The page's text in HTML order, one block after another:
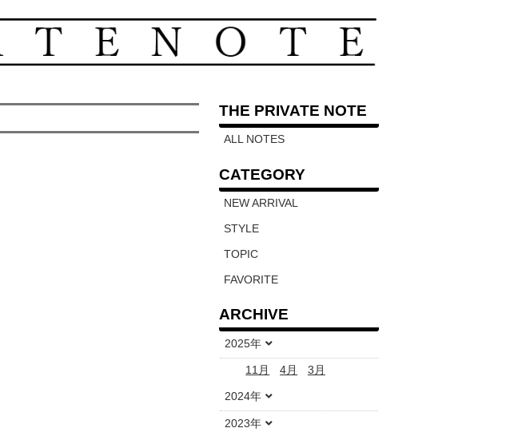
THE PRIVATE NOTE
ALL NOTES
CATEGORY
NEW ARRIVAL
STYLE
TOPIC
FAVORITE
ARCHIVE
2025年
11月 4月 3月
2024年
2023年